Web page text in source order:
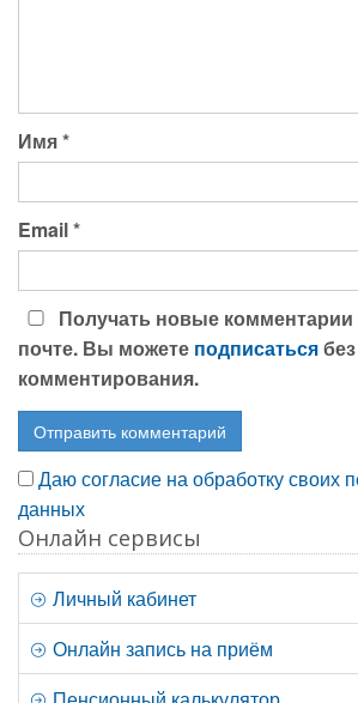
Имя*
Email*
Получать новые комментарии
почте. Вы можете подписатьсябез
комментирования.
Даю согласие на обработку своих
данных
Онлайн сервисы
Личный кабинет
Онлайн запись на приём